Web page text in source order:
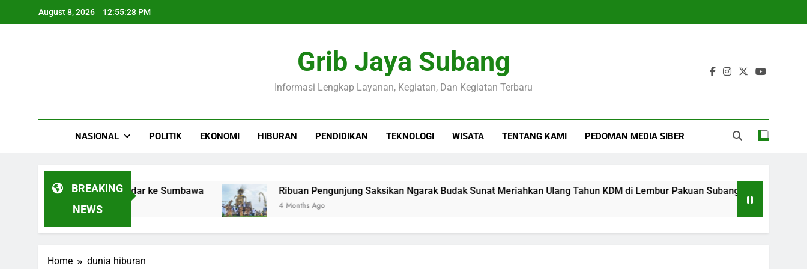
August 8, 2026 12:55:28 PM
Grib Jaya Subang
Informasi Lengkap Layanan, Kegiatan, Dan Kegiatan Terbaru
NASIONAL POLITIK EKONOMI HIBURAN PENDIDIKAN TEKNOLOGI WISATA TENTANG KAMI PEDOMAN MEDIA SIBER
BREAKING
NEWS
Gas Camellia Bersandar ke Sumbawa Ribuan Pengunjung Saksikan Ngarak Budak Sunat Meriahkan Ulang Tahun KDM di Lembur Pakuan Subang
4 Months Ago
Home dunia hiburan